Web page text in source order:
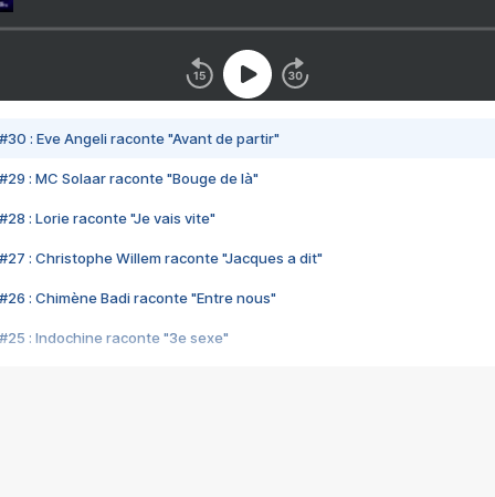
#30 : Eve Angeli raconte "Avant de partir"
#29 : MC Solaar raconte "Bouge de là"
#28 : Lorie raconte "Je vais vite"
#27 : Christophe Willem raconte "Jacques a dit"
#26 : Chimène Badi raconte "Entre nous"
#25 : Indochine raconte "3e sexe"